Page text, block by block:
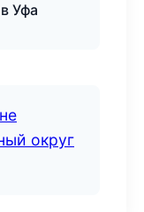
Уфа
округ